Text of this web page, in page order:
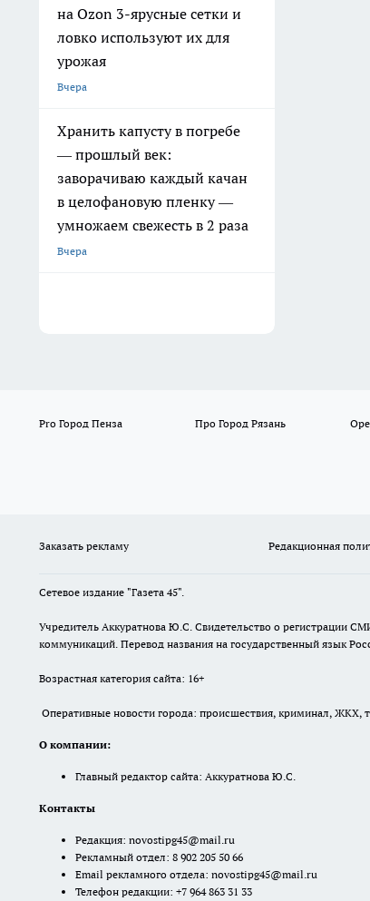
на Ozon 3-ярусные сетки и
ловко используют их для
урожая
Вчера
Хранить капусту в погребе
— прошлый век:
заворачиваю каждый качан
в целофановую пленку —
умножаем свежесть в 2 раза
Вчера
Pro Город Пенза Про Город Рязань
Заказать рекламу Редакционная
Сетевое издание "Газета 45".
Учредитель Аккуратнова Ю.С. Свидетельство о регистрации
коммуникаций. Перевод названия на государственный язык
Возрастная категория сайта: 16+
Оперативные новости города: происшествия, криминал, ЖКХ,
О компании:
Главный редактор сайта: Аккуратнова Ю.С.
Контакты
Редакция: novostipg45@mail.ru
Рекламный отдел: 8 902 205 50 66
Email рекламного отдела: novostipg45@mail.ru
Телефон редакции: +7 964 863 31 33